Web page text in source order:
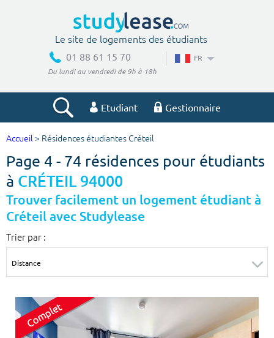
Le site de logements des étudiants
01 88 61 15 70
Du lundi au vendredi de 9h à 18h
FR
Etudiant Gestionnaire
Votre recherche
Ville, école
m²
Accueil > Résidences étudiantes Créteil
Page 4 - 74 résidences pour étudiants
à CRÉTEIL 94000
Trouver facilement un logement étudiant à
Créteil avec Studylease
Trier par :